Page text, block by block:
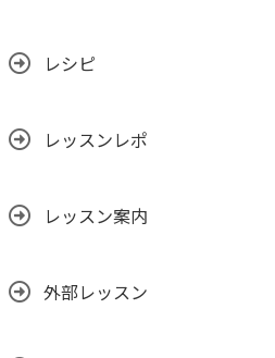
レシピ
レッスンレポ
レッスン案内
外部レッスン